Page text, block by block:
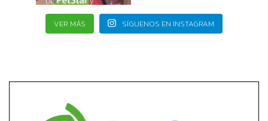
VER MÁS SÍGUENOS EN INSTAGRAM